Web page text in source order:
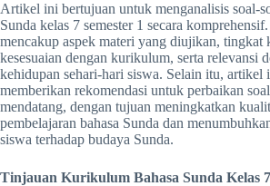
Artikel ini bertujuan untuk menganalisis soal-
Sunda kelas 7 semester 1 secara
mencakup aspek materi yang diujikan, tingkat
kesesuaian dengan kurikulum, serta relevansi
kehidupan sehari-hari siswa. Selain itu, artikel
memberikan rekomendasi untuk perbaikan
mendatang, dengan tujuan meningkatkan
pembelajaran bahasa Sunda dan
siswa terhadap budaya Sunda.
Tinjauan Kurikulum Bahasa Sunda Kelas 7